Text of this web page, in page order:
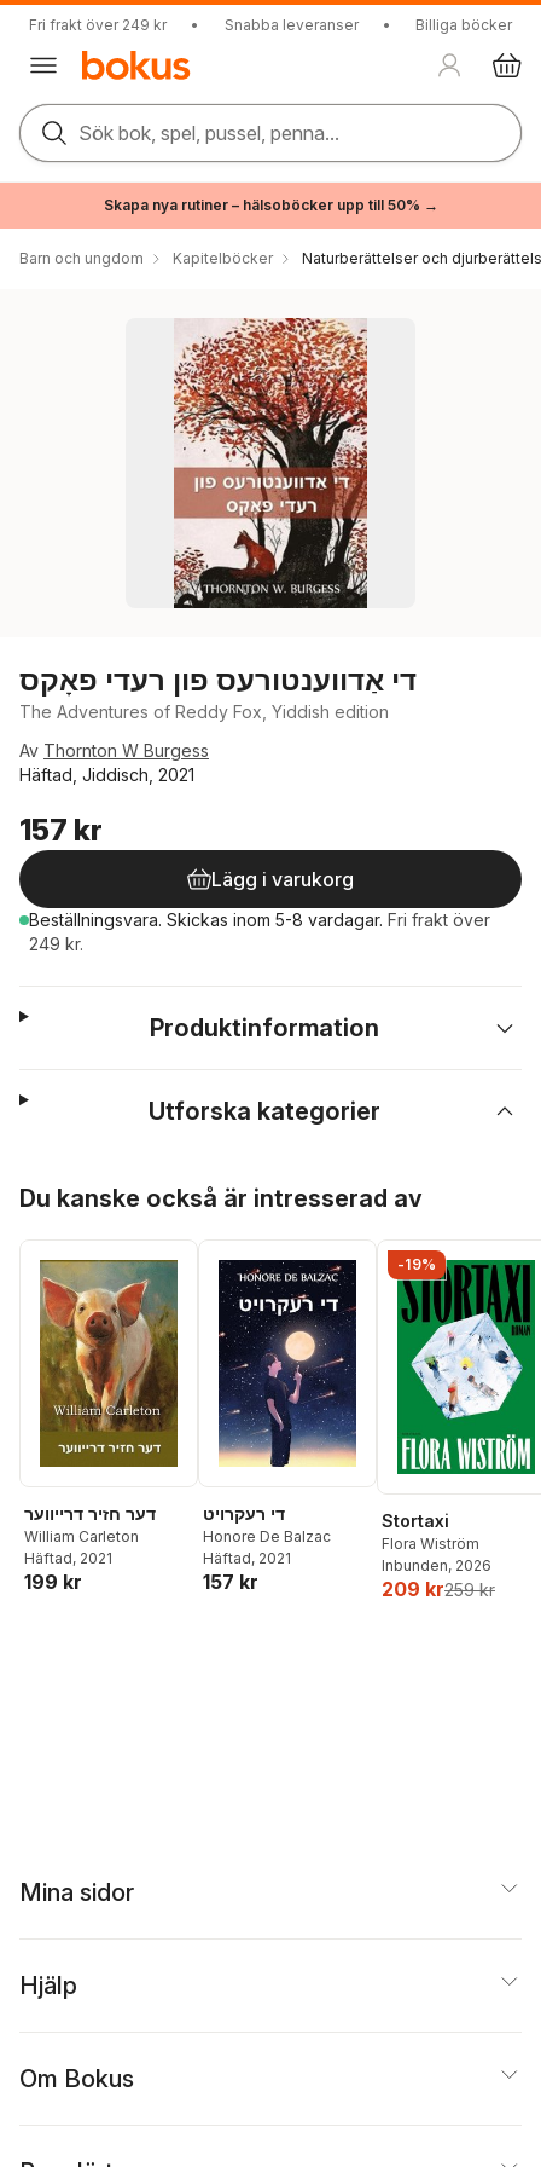
Fri frakt över 249 kr • Snabba leveranser • Billiga böcker
Sök bok, spel, pussel, penna...
Skapa nya rutiner – hälsoböcker upp till 50% →
Barn och ungdom Kapitelböcker Naturberättelser och
די אַדווענטורעס פון רעדי פאָקס
The Adventures of Reddy Fox, Yiddish edition
Av Thornton W Burgess
Häftad, Jiddisch, 2021
157 kr
Lägg i varukorg
Beställningsvara. Skickas inom 5-8 vardagar. Fri frakt över
249 kr.
Produktinformation
Utforska kategorier
Du kanske också är intresserad av
דער חזיר דרייווער
William Carleton
Häftad, 2021
199 kr
די רעקרויט
Honore De Balzac
Häftad, 2021
157 kr
-19%
Stortaxi
Flora Wiström
Inbunden, 2026
209 kr259 kr
Mina sidor
Hjälp
Om Bokus